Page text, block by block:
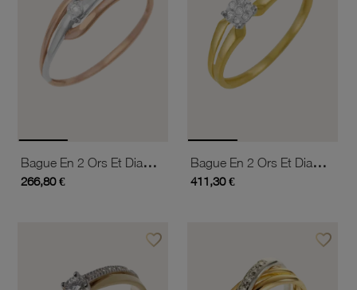
Bague En 2 Ors Et Diamant Pastillé
266,80 €
Bague En 2 Ors Et Diamants
411,30 €
favorite_borderAjouter à vos favoris favorite_borderAjouter